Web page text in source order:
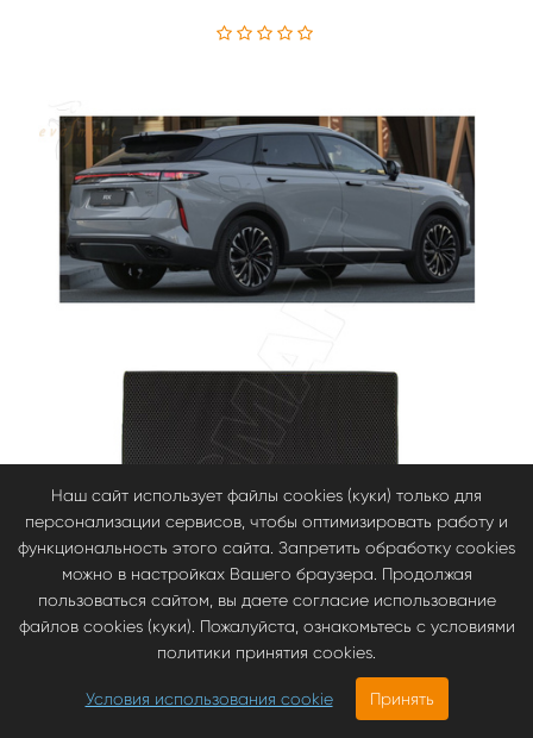
Наш сайт использует файлы cookies (куки) только для
персонализации сервисов, чтобы оптимизировать работу и
функциональность этого сайта. Запретить обработку cookies
можно в настройках Вашего браузера. Продолжая
пользоваться сайтом, вы даете согласие использование
файлов cookies (куки). Пожалуйста, ознакомьтесь с условиями
политики принятия cookies.
Условия использования cookie Принять